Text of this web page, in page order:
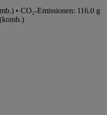
• CO₂-Emissionen: 116.0 g